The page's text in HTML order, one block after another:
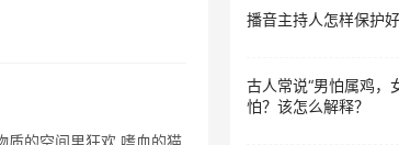
质的空间里狂欢 嗜血的猫
播音主持人怎样保护
古人常说“男怕属鸡，
怕？该怎么解释？